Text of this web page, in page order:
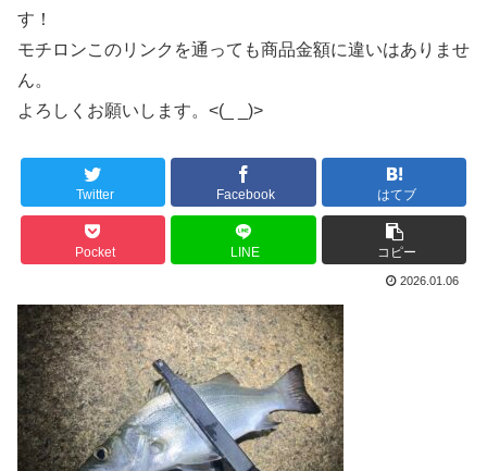
す！
モチロンこのリンクを通っても商品金額に違いはありませ
ん。
よろしくお願いします。<(_ _)>
Twitter Facebook はてブ
Pocket LINE コピー
2026.01.06